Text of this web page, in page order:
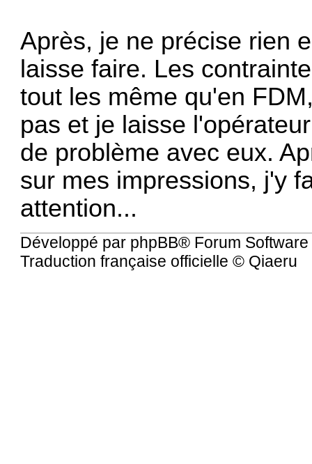
Après, je ne précise rien
laisse faire. Les
tout les même qu'en
pas et je laisse
de problème avec eux.
sur mes impressions, j'y
attention...
Développé par phpBB® Forum
Traduction française officielle © Qiaeru